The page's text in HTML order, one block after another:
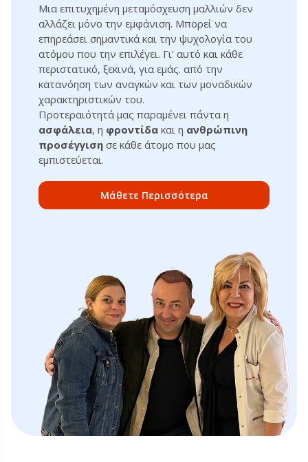
Μια επιτυχημένη μεταμόσχευση μαλλιών δεν
αλλάζει μόνο την εμφάνιση. Μπορεί να
επηρεάσει σημαντικά και την ψυχολογία του
ατόμου που την επιλέγει. Γι’ αυτό και κάθε
περιστατικό, ξεκινά, για εμάς. από την
κατανόηση των αναγκών και των μοναδικών
χαρακτηριστικών του.
Προτεραιότητά μας παραμένει πάντα η
ασφάλεια, η φροντίδα και η ανθρώπινη
προσέγγιση σε κάθε άτομο που μας
εμπιστεύεται.
Μάθετε Περισσότερα